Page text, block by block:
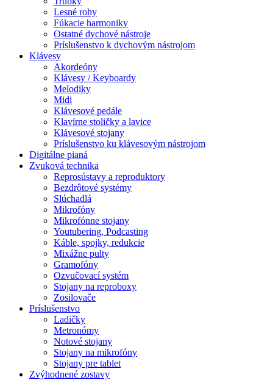
Lesné rohy
Fúkacie harmoniky
Ostatné dychové nástroje
Príslušenstvo k dychovým nástrojom
Klávesy
Akordeóny
Klávesy / Keyboardy
Melodiky
Midi
Klávesové pedále
Klavírne stoličky a lavice
Klávesové stojany
Príslušenstvo ku klávesovým nástrojom
Digitálne pianá
Zvuková technika
Reprosústavy a reproduktory
Bezdrôtové systémy
Slúchadlá
Mikrofóny
Mikrofónne stojany
Youtubering, Podcasting
Káble, spojky, redukcie
Mixážne pulty
Gramofóny
Ozvučovací systém
Stojany na reproboxy
Zosilovače
Príslušenstvo
Ladičky
Metronómy
Notové stojany
Stojany na mikrofóny
Stojany pre tablet
Zvýhodnené zostavy